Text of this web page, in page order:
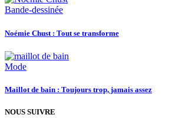
Bande-dessinée
Noémie Chust : Tout se transforme
Mode
Maillot de bain : Toujours trop, jamais assez
NOUS SUIVRE